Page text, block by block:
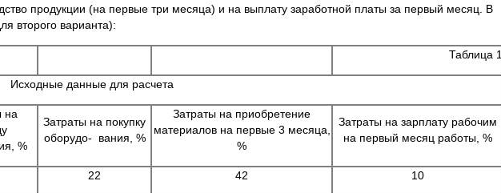
продукции (на первые три месяца) и на выплату заработной платы за первый месяц. В
второго варианта):
Таблица 1
Исходные данные для расчета
на
%
Затраты на покупку
оборудо- вания, %
Затраты на приобретение
материалов на первые 3 месяца,
%
Затраты на зарплату рабочим
на первый месяц работы, %
22 42 10